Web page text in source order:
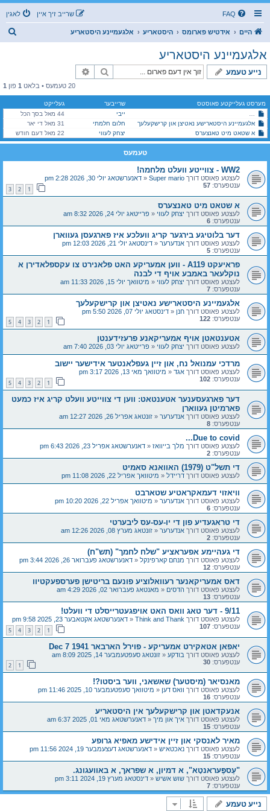
FAQ לאגין שרייב זיך איין
היים אידטיש פארומס היסטאריע אלגעמיינע היסטאריע
אלגעמיינע היסטאריע
נייע טעמע זוך
20 טעמעס • בלאט 1 פון 1
מערסט געלייקטע פאוסטס שרייבער
געלייקט
דער פארגעסענער אטענטאט: ווען די צווייטע וועלט קריג איז כמעט פארמיטן געווארן
ייבי
44 מאל בסך הכל
אלגעמיינע היסטארישע נאטיצן און קרישקעלעך
חלום חלמתי
31 מאל די יאר
א שטאט מיט טאנצערס
יצחק לעווי 22 מאל דעם חודש
טעמעס
WW2 - צווייטע וועלט מלחמה!
לעצטע פאוסט דורך Super mario
« דאנערשטאג יולי 30, 2026 2:28 pm
ענטפערס: 57
1
2
3
א שטאט מיט טאנצערס
לעצטע פאוסט דורך יצחק לעווי « פרייטאג יולי 24, 2026 8:32 am
ענטפערס: 6
דער בלוטיגע בירגער קריג וועלכע איז פארגעסן געווארן
לעצטע פאוסט דורך אנדערער « דינסטאג יולי 21, 2026 12:03 pm
ענטפערס: 5
פראיעקט A119 - ווען אמעריקע האט פלאנירט צו עקספלאדירן א
נוקלעאר באמבע אויף די לבנה
לעצטע פאוסט דורך יצחק לעווי « מיטוואך יולי 15, 2026 11:33 am
ענטפערס: 7
אלגעמיינע היסטארישע נאטיצן און קרישקעלעך
לעצטע פאוסט דורך חנן « דינסטאג יולי 07, 2026 5:50 pm
ענטפערס: 122
1
2
3
4
5
אטענטאטן אויף אמעריקאנע פרעזידענטן
לעצטע פאוסט דורך יצחק לעווי « פרייטאג יולי 03, 2026 7:40 am
מרדכי עמנואל נח, און זיין געפלאנטער אידישער יישוב
לעצטע פאוסט דורך אגד « מיטוואך מאי 13, 2026 3:17 pm
ענטפערס: 102
1
2
3
4
5
דער פארגעסענער אטענטאט: ווען די צווייטע וועלט קריג איז כמעט
פארמיטן געווארן
לעצטע פאוסט דורך אנדערער « זונטאג אפריל 26, 2026 12:27 am
ענטפערס: 8
Due to covid...
לעצטע פאוסט דורך מלך בייוואז « דאנערשטאג אפריל 23, 2026 6:43 pm
ענטפערס: 2
די תשל"ט (1979) האוואנא סאמיט
לעצטע פאוסט דורך דריידל « מיטוואך אפריל 22, 2026 11:08 pm
וויאזוי דעמאקראטיע שטארבט
לעצטע פאוסט דורך אנדערער « מיטוואך אפריל 22, 2026 10:20 pm
ענטפערס: 6
די טראגעדיע פון די יו-עס-עס ליבערטי
לעצטע פאוסט דורך אנדערער « זונטאג מערץ 08, 2026 12:26 am
ענטפערס: 2
די געהיימע אפעראציע "שלח לחמך" (תש"ח)
לעצטע פאוסט דורך מנחם קארפינקל « דאנערשטאג פעברואר 26, 2026 3:44 pm
ענטפערס: 12
דאס אמעריקאנער רעוואלוציע פונעם בריטישן פערספעקטיוו
לעצטע פאוסט דורך הדסים « מאנטאג פעברואר 02, 2026 4:29 am
ענטפערס: 13
9/11 - דער טאג וואס האט אויפגעטרייסלט די וועלט!
לעצטע פאוסט דורך Think and Thank
« דאנערשטאג אקטאבער 23, 2025 9:58 pm
ענטפערס: 107
1
2
3
4
5
יאפאן אטאקירט אמעריקע - פוירל הארבאר Dec 7 1941
לעצטע פאוסט דורך בודקע « זונטאג סעפטעמבער 14, 2025 8:09 am
ענטפערס: 30
1
2
מאנסיאר (מיסטער) שאשאני, ווער ביסטו?!
לעצטע פאוסט דורך וואס דען « מיטוואך סעפטעמבער 10, 2025 11:46 pm
ענטפערס: 16
אנעקדאטן און קרישקעלעך אין היסטאריע
לעצטע פאוסט דורך איך און מיך « דאנערשטאג מאי 01, 2025 6:37 am
ענטפערס: 15
מאיר לאנסקי און זיין אידישע מאפיא גרופע
לעצטע פאוסט דורך נאכטאיש « דאנערשטאג דעצעמבער 19, 2024 11:56 pm
ענטפערס: 15
"עֶספֶּעראנטָא", א דמיון, א שפראך, א באוועגונג.
לעצטע פאוסט דורך שוש אשיש « דינסטאג מערץ 19, 2024 3:11 pm
ענטפערס: 7
נייע טעמע